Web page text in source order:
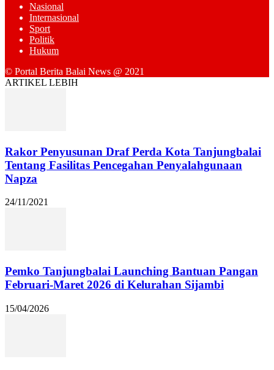
Nasional
Internasional
Sport
Politik
Hukum
© Portal Berita Balai News @ 2021
ARTIKEL LEBIH
Rakor Penyusunan Draf Perda Kota Tanjungbalai
Tentang Fasilitas Pencegahan Penyalahgunaan
Napza
24/11/2021
Pemko Tanjungbalai Launching Bantuan Pangan
Februari-Maret 2026 di Kelurahan Sijambi
15/04/2026